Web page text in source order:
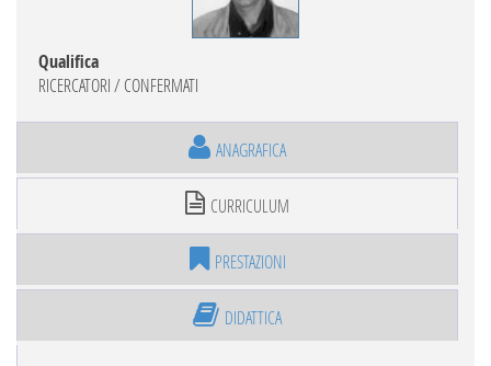
Qualifica
RICERCATORI / CONFERMATI
ANAGRAFICA
CURRICULUM
PRESTAZIONI
DIDATTICA